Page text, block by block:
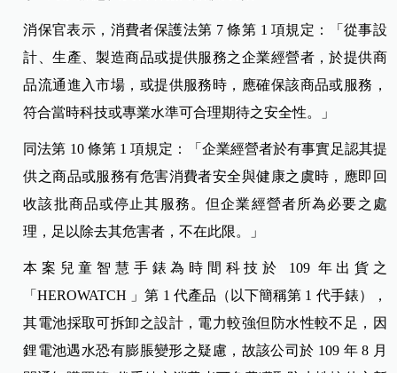
消保官表示，消費者保護法第 7 條第 1 項規定：「從事設
計、生產、製造商品或提供服務之企業經營者，於提供商
品流通進入市場，或提供服務時，應確保該商品或服務，
符合當時科技或專業水準可合理期待之安全性。」
同法第 10 條第 1 項規定：「企業經營者於有事實足認其提
供之商品或服務有危害消費者安全與健康之虞時，應即回
收該批商品或停止其服務。但企業經營者所為必要之處
理，足以除去其危害者，不在此限。」
本案兒童智慧手錶為時間科技於 109 年出貨之
「HEROWATCH 」第 1 代產品（以下簡稱第 1 代手錶），
其電池採取可拆卸之設計，電力較強但防水性較不足，因
鋰電池遇水恐有膨脹變形之疑慮，故該公司於 109 年 8 月